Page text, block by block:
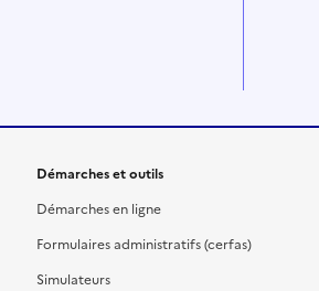
Démarches et outils
Démarches en ligne
Formulaires administratifs (cerfas)
Simulateurs